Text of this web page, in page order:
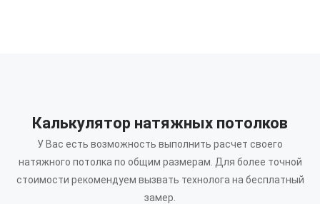
Калькулятор натяжных потолков
У Вас есть возможность выполнить расчет своего
натяжного потолка по общим размерам. Для более точной
стоимости рекомендуем вызвать технолога на бесплатный
замер.